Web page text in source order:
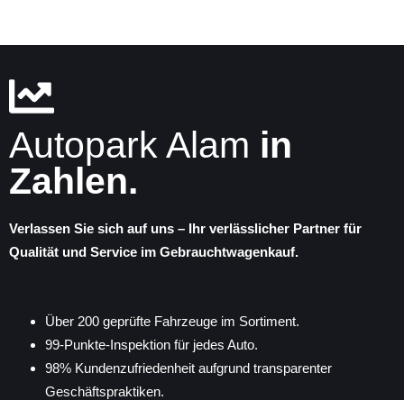
Autopark Alam in
Zahlen.
Verlassen Sie sich auf uns – Ihr verlässlicher Partner für
Qualität und Service im Gebrauchtwagenkauf.
Über 200 geprüfte Fahrzeuge im Sortiment.
99-Punkte-Inspektion für jedes Auto.
98% Kundenzufriedenheit aufgrund transparenter
Geschäftspraktiken.